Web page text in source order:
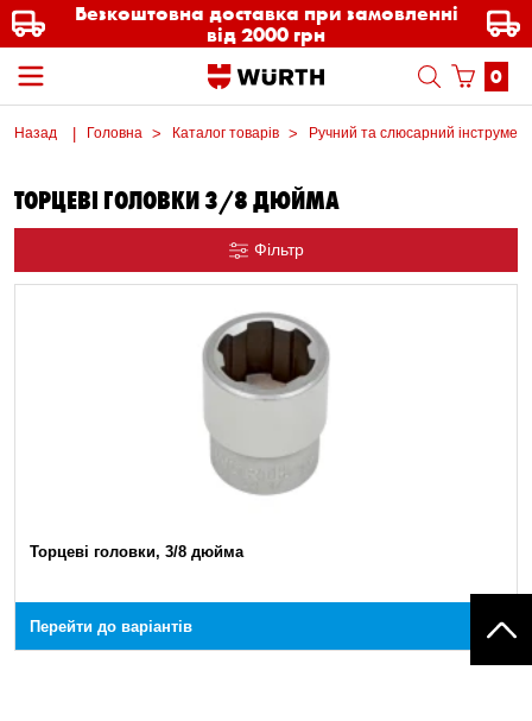
Безкоштовна доставка при замовленні
від 2000 грн
0
Назад Головна Каталог товарів Ручний та слюсарний інструмент
ТОРЦЕВІ ГОЛОВКИ 3/8 ДЮЙМА
Фільтр
Торцеві головки, 3/8 дюйма
Перейти до варіантів